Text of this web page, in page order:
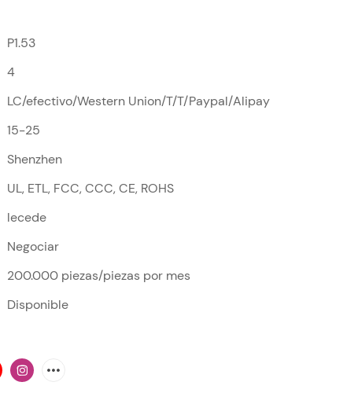
P1.53
4
LC/efectivo/Western Union/T/T/Paypal/Alipay
15-25
Shenzhen
UL, ETL, FCC, CCC, CE, ROHS
lecede
Negociar
200.000 piezas/piezas por mes
Disponible